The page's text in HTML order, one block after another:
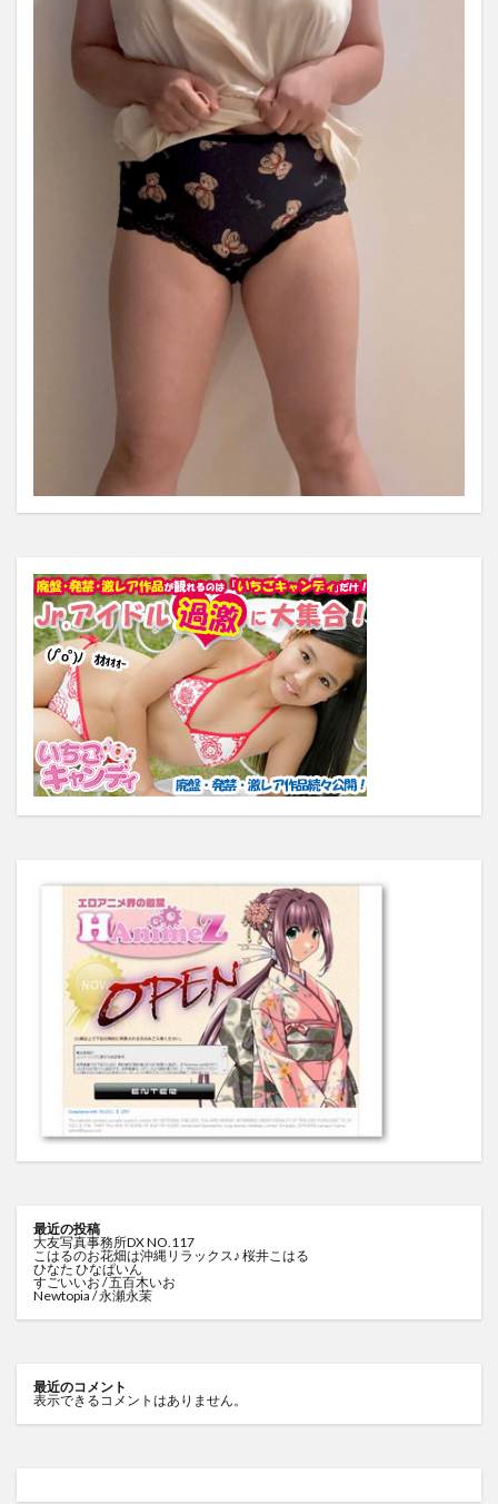
最近の投稿
大友写真事務所DX NO.117
こはるのお花畑は沖縄リラックス♪ 桜井こはる
ひなた ひなぱいん
すごいいお / 五百木いお
Newtopia / 永瀬永茉
最近のコメント
表示できるコメントはありません。